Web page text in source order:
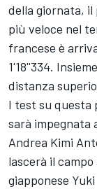
della giornata, il
più veloce nel
francese è
1'18''334.
distanza
I test su questa
sarà impegnata
Andrea Kimi
lascerà il
giapponese